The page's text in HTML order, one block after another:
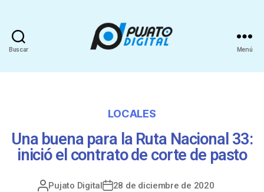
Buscar Menú
LOCALES
Una buena para la Ruta Nacional 33:
inició el contrato de corte de pasto
Pujato Digital 28 de diciembre de 2020